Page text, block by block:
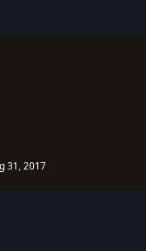
31, 2017